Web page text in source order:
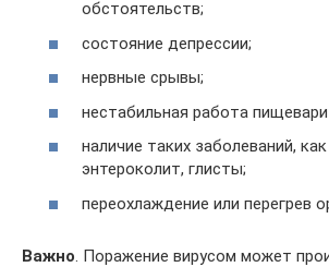
обстоятельств;
состояние депрессии;
нервные срывы;
нестабильная работа
наличие таких заболеваний,
энтероколит, глисты;
переохлаждение или перегрев
Важно . Поражение вирусом может